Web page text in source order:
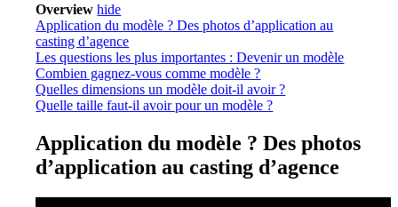
Overview hide
Application du modèle ? Des photos d’application au
casting d’agence
Les questions les plus importantes : Devenir un modèle
Combien gagnez-vous comme modèle ?
Quelles dimensions un modèle doit-il avoir ?
Quelle taille faut-il avoir pour un modèle ?
Application du modèle ? Des photos
d’application au casting d’agence